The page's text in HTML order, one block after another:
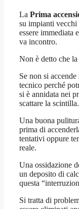
La Prima
su impianti vecchi
essere immediata
va incontro.
Non è detto che
Se non si
tecnico perché
si è annidata nei
scattare la scintilla.
Una buona
prima di
tentativi oppure
reale.
Una ossidazione
un deposito di
questa
Si tratta di